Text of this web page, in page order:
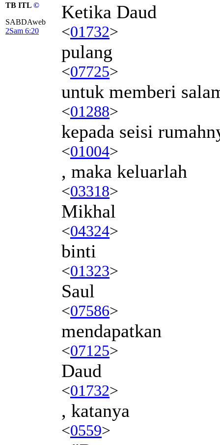
TB ITL ©
SABDAweb
2Sam 6:20
Ketika Daud
<01732>
pulang
<07725>
untuk memberi
<01288>
kepada seisi
<01004>
, maka keluarlah
<03318>
Mikhal
<04324>
binti
<01323>
Saul
<07586>
mendapatkan
<07125>
Daud
<01732>
, katanya
<0559>